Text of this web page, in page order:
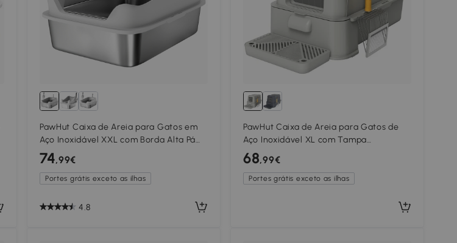
PawHut Caixa de Areia para Gatos em
Aço Inoxidável XXL com Borda Alta Pá
Fácil de Limpar À Prova de Fugas
70x50x30 cm Cinzento
74,99€
Portes grátis exceto as ilhas
4.8
PawHut Caixa de Areia para Gatos de
Aço Inoxidável XL com Tampa
Articulada 180° Laterais Altas Pedal Pá
63x43x43 cm Cinza Claro
68,99€
Portes grátis exceto as ilhas